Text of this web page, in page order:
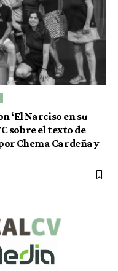
‘El Narciso en su
sobre el texto de
Chema Cardeña y